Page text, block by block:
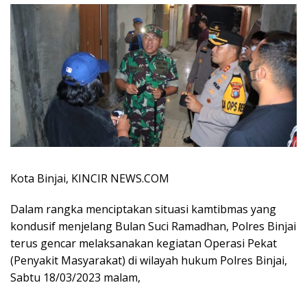
Kota Binjai, KINCIR NEWS.COM
Dalam rangka menciptakan situasi kamtibmas yang
kondusif menjelang Bulan Suci Ramadhan, Polres Binjai
terus gencar melaksanakan kegiatan Operasi Pekat
(Penyakit Masyarakat) di wilayah hukum Polres Binjai,
Sabtu 18/03/2023 malam,